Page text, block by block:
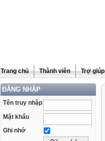
Trang chủ Thành viên Trợ giúp
ĐĂNG NHẬP
Tên truy nhập
Mật khẩu
Ghi nhớ